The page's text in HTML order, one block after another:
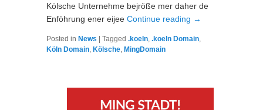
Kölsche Unternehme bejröße mer daher de
Enföhrung ener eijee Continue reading →
Posted in News Tagged .koeln, .koeln Domain,
Köln Domain, Kölsche, MingDomain